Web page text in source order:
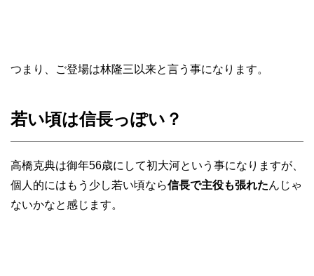
つまり、ご登場は林隆三以来と言う事になります。
若い頃は信長っぽい？
高橋克典は御年56歳にして初大河という事になりますが、
個人的にはもう少し若い頃なら信長で主役も張れたんじゃ
ないかなと感じます。